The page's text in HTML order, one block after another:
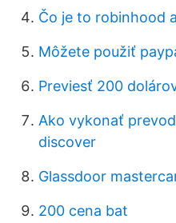
Čo je to robinhood
Môžete použiť
Previesť 200
Ako vykonať
discover
Glassdoor
200 cena bat